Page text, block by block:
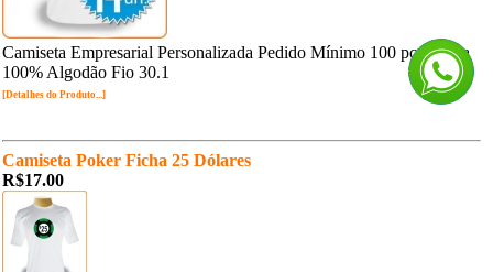
Camiseta Empresarial Personalizada Pedido Mínimo 100 pç. Malha
100% Algodão Fio 30.1
[Detalhes do Produto...]
Camiseta Poker Ficha 25 Dólares
R$17.00